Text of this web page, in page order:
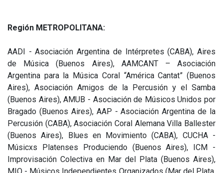
Región METROPOLITANA:
AADI - Asociación Argentina de Intérpretes (CABA), Aires
de Música (Buenos Aires), AAMCANT – Asociación
Argentina para la Música Coral “América Cantat” (Buenos
Aires), Asociación Amigos de la Percusión y el Samba
(Buenos Aires), AMUB - Asociación de Músicos Unidos por
Bragado (Buenos Aires), AAP - Asociación Argentina de la
Percusión (CABA), Asociación Coral Alemana Villa Ballester
(Buenos Aires), Blues en Movimiento (CABA), CUCHA -
Músicxs Platenses Produciendo (Buenos Aires), ICM -
Improvisación Colectiva en Mar del Plata (Buenos Aires),
MIO - Músicos Independientes Organizados (Mar del Plata,